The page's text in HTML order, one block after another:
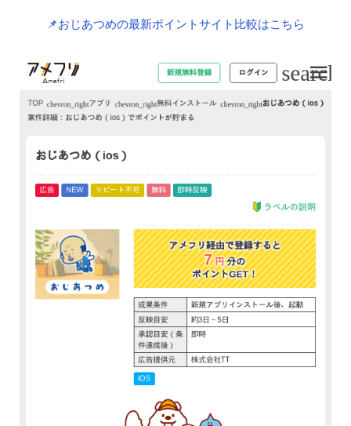
📌おじあつめの最新ポイントサイト比較はこちら